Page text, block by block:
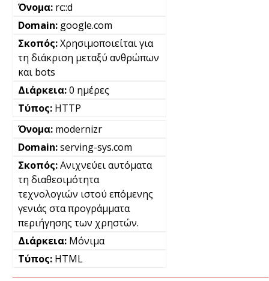
rc::d
google.com
Χρησιμοποιείται για
τη διάκριση μεταξύ ανθρώπων
και bots
0 ημέρες
HTTP
modernizr
serving-sys.com
Ανιχνεύει αυτόματα
τη διαθεσιμότητα
τεχνολογιών ιστού επόμενης
γενιάς στα προγράμματα
περιήγησης των χρηστών.
Μόνιμα
HTML